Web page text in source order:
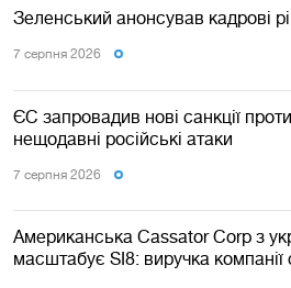
Зеленський анонсував кадрові
7 серпня 2026
ЄС запровадив нові санкції проти
нещодавні російські атаки
7 серпня 2026
Американська Cassator Corp з
масштабує SI8: виручка